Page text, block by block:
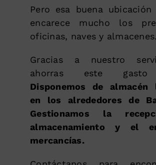
Pero esa buena ubicación
encarece mucho los
oficinas, naves y almacenes.
Gracias a nuestro
ahorras este gasto
Disponemos de almacén
en los alrededores de
Gestionamos la
almacenamiento y el
mercancías.